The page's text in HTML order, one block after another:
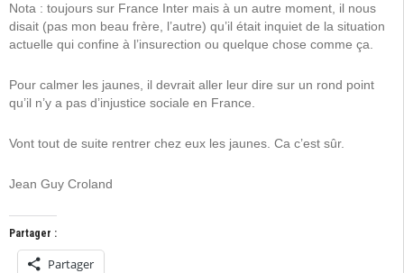
Nota : toujours sur France Inter mais à un autre moment, il nous
disait (pas mon beau frère, l’autre) qu’il était inquiet de la situation
actuelle qui confine à l’insurection ou quelque chose comme ça.
Pour calmer les jaunes, il devrait aller leur dire sur un rond point
qu’il n’y a pas d’injustice sociale en France.
Vont tout de suite rentrer chez eux les jaunes. Ca c’est sûr.
Jean Guy Croland
Partager :
Partager